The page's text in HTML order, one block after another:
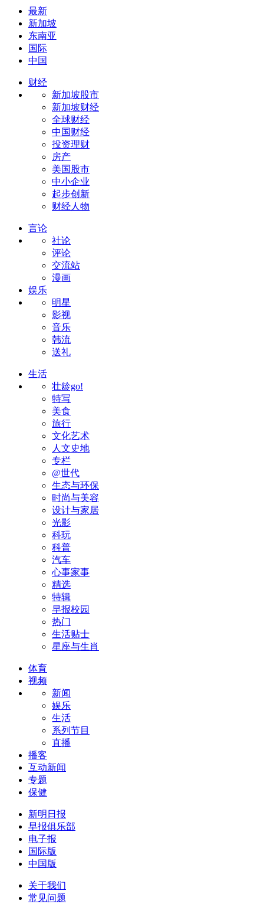
最新
新加坡
东南亚
国际
中国
财经
新加坡股市
新加坡财经
全球财经
中国财经
投资理财
房产
美国股市
中小企业
起步创新
财经人物
言论
社论
评论
交流站
漫画
娱乐
明星
影视
音乐
韩流
送礼
生活
壮龄go!
特写
美食
旅行
文化艺术
人文史地
专栏
@世代
生态与环保
时尚与美容
设计与家居
光影
科玩
科普
汽车
心事家事
精选
特辑
早报校园
热门
生活贴士
星座与生肖
体育
视频
新闻
娱乐
生活
系列节目
直播
播客
互动新闻
专题
保健
新明日报
早报俱乐部
电子报
国际版
中国版
关于我们
常见问题